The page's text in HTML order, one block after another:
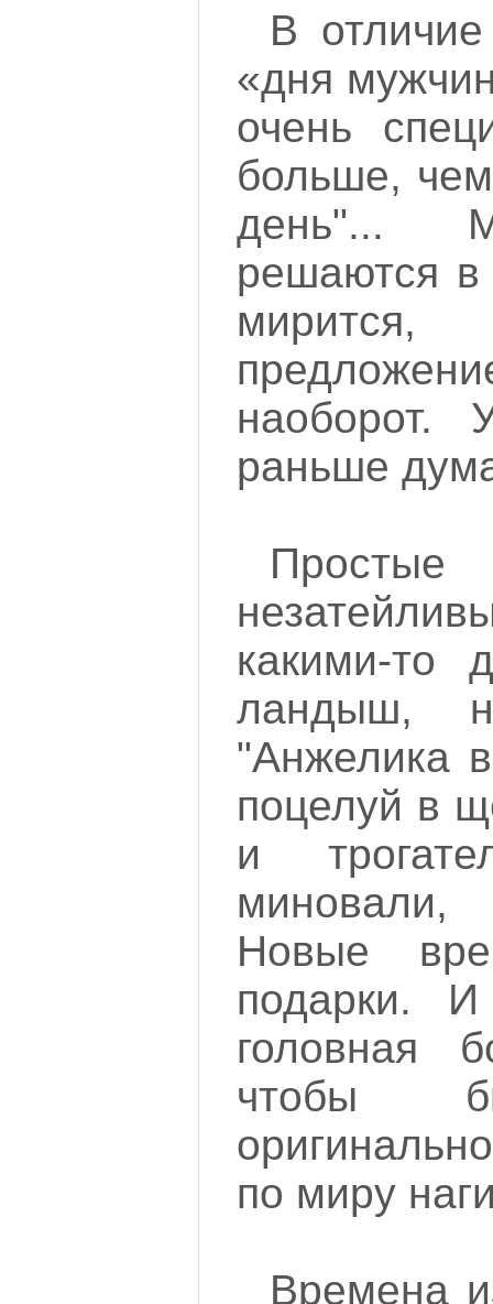
В отличие
«дня
очень
больше,
день"...
решаются в
мирится,
наоборот.
раньше
Простые
какими-то
ландыш,
"Анжелика
поцелуй в
и
Новые
подарки. И
головная
чтобы
по миру
Времена